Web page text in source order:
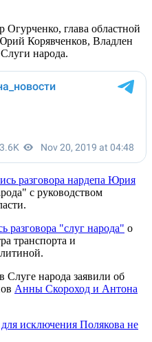
Огурченко, глава областной
Корявченков, Владлен
народа.
разговора нардепа Юрия
с руководством
разговора "слуг народа" о
транспорта и
народа заявили об
Анны Скороход и Антона
для исключения Полякова не